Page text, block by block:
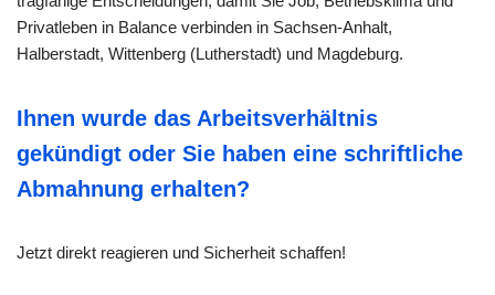
Privatleben in Balance verbinden in Sachsen-Anhalt,
Halberstadt, Wittenberg (Lutherstadt) und Magdeburg.
Ihnen wurde das Arbeitsverhältnis
gekündigt oder Sie haben eine schriftliche
Abmahnung erhalten?
Jetzt direkt reagieren und Sicherheit schaffen!